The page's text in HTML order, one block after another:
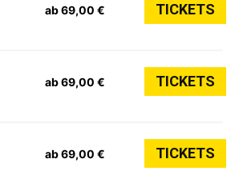
ab 69,00 € TICKETS
ab 69,00 € TICKETS
ab 69,00 € TICKETS